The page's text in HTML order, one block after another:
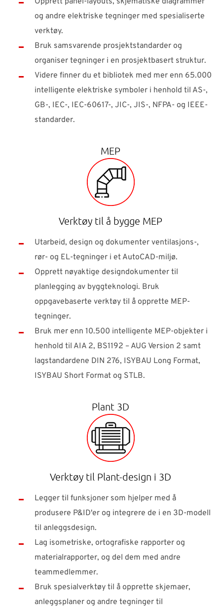
og andre elektriske tegninger med spesialiserte
verktøy.
Bruk samsvarende prosjektstandarder og
organiser tegninger i en prosjektbasert struktur.
Videre finner du et bibliotek med mer enn 65.000
intelligente elektriske symboler i henhold til AS-,
GB-, IEC-, IEC-60617-, JIC-, JIS-, NFPA- og IEEE-
standarder.
MEP
Verktøy til å bygge MEP
Utarbeid, design og dokumenter ventilasjons-,
rør- og EL-tegninger i et AutoCAD-miljø.
Opprett nøyaktige designdokumenter til
planlegging av byggteknologi. Bruk
oppgavebaserte verktøy til å opprette MEP-
tegninger.
Bruk mer enn 10.500 intelligente MEP-objekter i
henhold til AIA 2, BS1192 – AUG Version 2 samt
lagstandardene DIN 276, ISYBAU Long Format,
ISYBAU Short Format og STLB.
Plant 3D
Verktøy til Plant-design i 3D
Legger til funksjoner som hjelper med å
produsere P&ID'er og integrere de i en 3D-modell
til anleggsdesign.
Lag isometriske, ortografiske rapporter og
materialrapporter, og del dem med andre
teammedlemmer.
Bruk spesialverktøy til å opprette skjemaer,
anleggsplaner og andre tegninger til